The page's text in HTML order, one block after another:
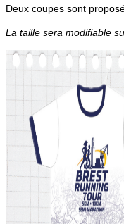
Deux coupes sont
La taille sera modifiable